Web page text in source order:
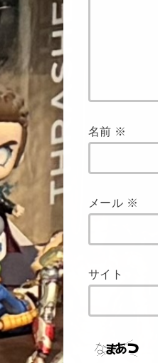
名前 ※
メール ※
サイト